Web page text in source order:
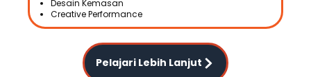
Desain Kemasan
Creative Performance
Pelajari Lebih Lanjut